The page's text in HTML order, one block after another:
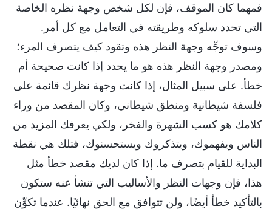
فمهما كان الموقف، فإن لكل شخص وجهة نظره الخاصة
التي تحدد سلوكه وطريقته في التعامل مع كل أمر.
وسوف توجِّه وجهة النظر هذه وتقود كيف يتصرف المرء؛
ومصدر وجهة النظر هذه هو ما يحدد إذا كانت صحيحة أم
خطأ. على سبيل المثال، إذا كانت وجهة نظرك قائمة على
فلسفة شيطانية ومنطق شيطاني، وكان المقصد من وراء
كلامك هو كسب الشهرة والفخر، ولكي يعرفك المزيد من
الناس ويفهموك، ويتذكروك ويستحسنوك، فتلك هي نقطة
البداية للقيام بتصرف ما. إذا كان لديك مقصد خطأ مثل
هذا، فإن وجهات النظر والأساليب التي تنشأ عنه ستكون
بالتأكيد خطأ أيضًا، ولن تتوافق مع الحق نهائيًا. عندما تكوِّن